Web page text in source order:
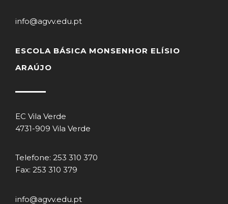
info@agvv.edu.pt
ESCOLA BÁSICA MONSENHOR ELÍSIO
ARAÚJO
EC Vila Verde
4731-909 Vila Verde
Telefone: 253 310 370
Fax: 253 310 379
info@agvv.edu.pt